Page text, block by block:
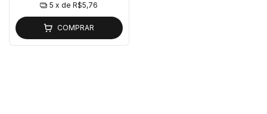
5 x deR$5,76
COMPRAR